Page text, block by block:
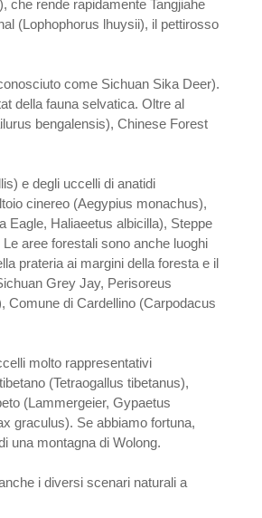
che rende rapidamente Tangjiahe
(Lophophorus lhuysii), il pettirosso
come Sichuan Sika Deer).
della fauna selvatica. Oltre al
bengalensis), Chinese Forest
e degli uccelli di anatidi
cinereo (Aegypius monachus),
Eagle, Haliaeetus albicilla), Steppe
aree forestali sono anche luoghi
prateria ai margini della foresta e il
Grey Jay, Perisoreus
Comune di Cardellino (Carpodacus
molto rappresentativi
(Tetraogallus tibetanus),
(Lammergeier, Gypaetus
graculus). Se abbiamo fortuna,
una montagna di Wolong.
i diversi scenari naturali a